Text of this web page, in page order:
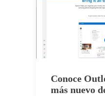
Conoce
más nuevo